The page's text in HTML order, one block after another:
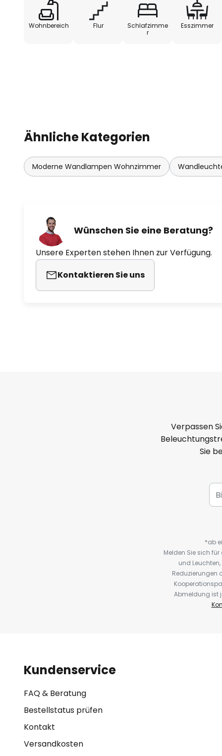
Wohnbereich Flur
Schlafzimme
r
Esszimmer
Ähnliche Kategorien
Moderne Wandlampen Wohnzimmer
Wünschen Sie eine Beratung?
Unsere Experten stehen Ihnen zur Verfügung.
Kontaktieren Sie uns
Verpassen
Sie
*ab
Melden Sie sich
und
Reduzierungen
Abmeldung ist
Kundenservice
FAQ & Beratung
Bestellstatus prüfen
Kontakt
Versandkosten